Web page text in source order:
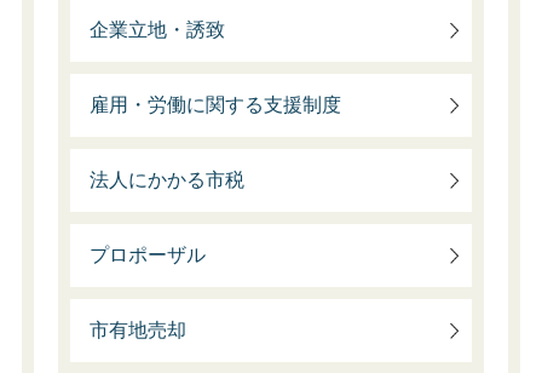
企業立地・誘致
雇用・労働に関する支援制度
法人にかかる市税
プロポーザル
市有地売却